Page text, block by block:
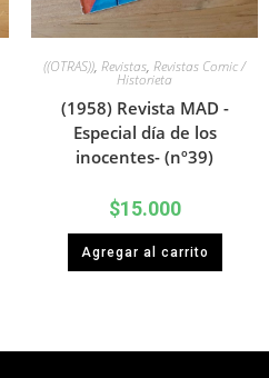
((OTRAS)), Revistas, Revistas Comic /
Historieta
(1958) Revista MAD -
Especial día de los
inocentes- (nº39)
$15.000
Agregar al carrito